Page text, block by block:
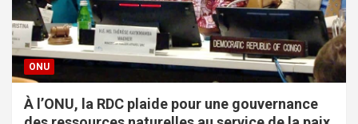
ONU
À l’ONU, la RDC plaide pour une gouvernance